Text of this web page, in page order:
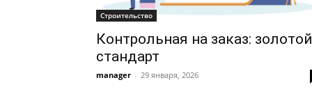
Строительство
Контрольная на заказ: золотой
стандарт
manager - 29 января, 2026